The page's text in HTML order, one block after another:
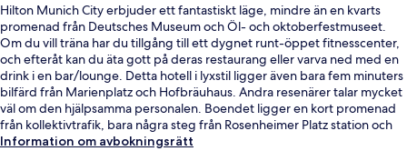
Hilton Munich City erbjuder ett fantastiskt läge, mindre än en kvarts
promenad från Deutsches Museum och Öl- och oktoberfestmuseet.
Om du vill träna har du tillgång till ett dygnet runt-öppet fitnesscenter,
och efteråt kan du äta gott på deras restaurang eller varva ned med en
drink i en bar/lounge. Detta hotell i lyxstil ligger även bara fem minuters
bilfärd från Marienplatz och Hofbräuhaus. Andra resenärer talar mycket
väl om den hjälpsamma personalen. Boendet ligger en kort promenad
från kollektivtrafik, bara några steg från Rosenheimer Platz station och
till Am Gasteig spårvagnshållplats tar det 6 minuter att gå.
Information om avbokningsrätt